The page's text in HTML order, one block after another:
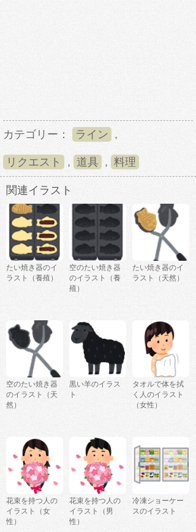
カテゴリー： ライン ,
リクエスト , 道具 , 料理
関連イラスト
たい焼き器のイ
ラスト（養殖）
空のたい焼き器
のイラスト（養
殖）
たい焼き器のイ
ラスト（天然）
空のたい焼き器
のイラスト（天
然）
黒い羊のイラス
ト
タオルで体を拭
く人のイラスト
（女性）
花束を持つ人の
イラスト（女
性）
花束を持つ人の
イラスト（男
性）
冷凍ショーケー
スのイラスト